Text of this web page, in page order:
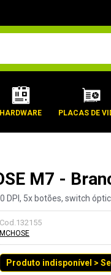
HARDWARE PLACAS DE
M7 -
5x botões, switch
Cod.132155
MCHOSE
Produto indisponível >